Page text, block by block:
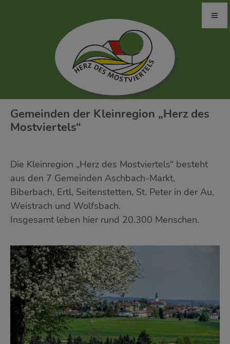
Gemeinden der Kleinregion „Herz des
Mostviertels“
Die Kleinregion „Herz des Mostviertels“ besteht
aus den 7 Gemeinden Aschbach-Markt,
Biberbach, Ertl, Seitenstetten, St. Peter in der Au,
Weistrach und Wolfsbach.
Insgesamt leben hier rund 20.300 Menschen.